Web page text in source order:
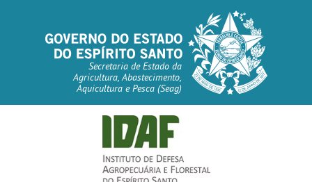
Secretaria de Estado da
Agricultura, Abastecimento,
Aquicultura e Pesca (Seag)